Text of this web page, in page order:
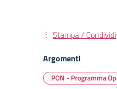
Stampa / Condividi
Argomenti
PON - Programma